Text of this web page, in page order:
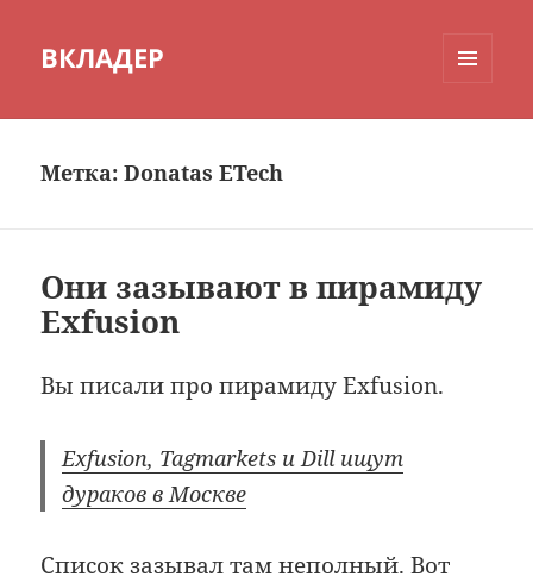
ВКЛАДЕР
Метка:Donatas ETech
Они зазывают в пирамиду
Exfusion
Вы писали про пирамиду Exfusion.
Exfusion, Tagmarkets и Dill ищут
дураков в Москве
Список зазывал там неполный. Вот